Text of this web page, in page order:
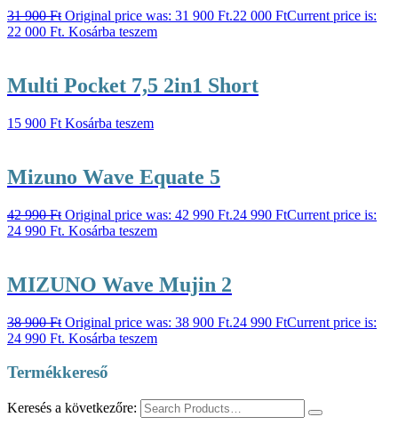
31 900Ft Original price was: 31 900 Ft.22 000 FtCurrent price is:
22 000 Ft. Kosárba teszem
Multi Pocket 7,5 2in1 Short
15 900 Ft Kosárba teszem
Mizuno Wave Equate 5
42 990Ft Original price was: 42 990 Ft.24 990 FtCurrent price is:
24 990 Ft. Kosárba teszem
MIZUNO Wave Mujin 2
38 900Ft Original price was: 38 900 Ft.24 990 FtCurrent price is:
24 990 Ft. Kosárba teszem
Termékkereső
Keresés a következőre: